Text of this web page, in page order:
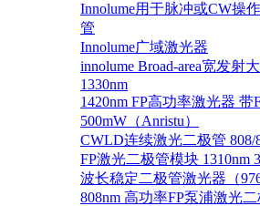
Innolume用于脉冲或CW操
管
Innolume广域激光器
innolume Broad-area宽发射
1330nm
1420nm FP高功率激光器 带
500mW（Anristu）
CWLD连续激光二极管 808/
FP激光二极管模块 1310nm
波长稳定二极管激光器（
808nm 高功率FP泵浦激光